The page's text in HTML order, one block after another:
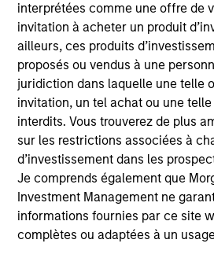
interprétées comme une offre de
invitation à acheter un produit
ailleurs, ces produits
proposés ou vendus à une
juridiction dans laquelle une telle
invitation, un tel achat ou une
interdits. Vous trouverez de plus
sur les restrictions associées à
d’investissement dans les
Je comprends également que
Investment Management ne
informations fournies par ce site
complètes ou adaptées à un
Emphasis on Total Returns
The team focuses on total
managing very closely to a chosen
team’s view, this enables active
which allows for the optimal risk/
portfolio.
2
Focus on Attractive
In order to emphasise the factors